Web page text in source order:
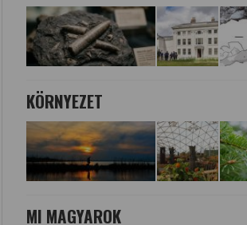
KÖRNYEZET
MI MAGYAROK